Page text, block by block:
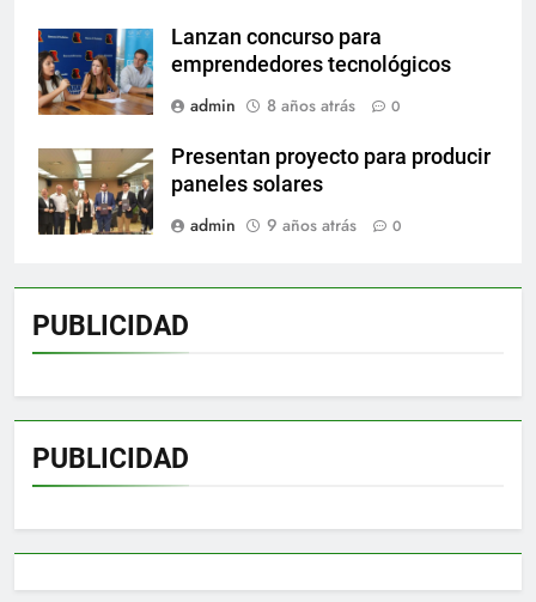
Lanzan concurso para
emprendedores tecnológicos
admin
8 años atrás 0
Presentan proyecto para producir
paneles solares
admin
9 años atrás 0
PUBLICIDAD
PUBLICIDAD